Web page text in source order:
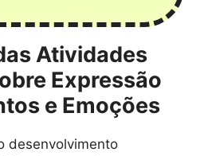
Atividades
Expressão
e Emoções
desenvolvimento